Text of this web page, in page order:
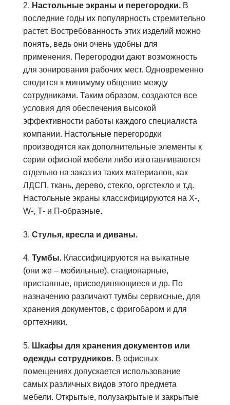
2. Настольные экраны и перегородки. В
последние годы их популярность стремительно
растет. Востребованность этих изделий можно
понять, ведь они очень удобны для
применения. Перегородки дают возможность
для зонирования рабочих мест. Одновременно
сводится к минимуму общение между
сотрудниками. Таким образом, создаются все
условия для обеспечения высокой
эффективности работы каждого специалиста
компании. Настольные перегородки
производятся как дополнительные элементы к
серии офисной мебели либо изготавливаются
отдельно на заказ из таких материалов, как
ЛДСП, ткань, дерево, стекло, оргстекло и т.д.
Настольные экраны классифицируются на X-,
W-, Т- и П-образные.
3. Стулья, кресла и диваны.
4. Тумбы. Классифицируются на выкатные
(они же – мобильные), стационарные,
приставные, присоединяющиеся и др. По
назначению различают тумбы сервисные, для
хранения документов, с фригобаром и для
оргтехники.
5. Шкафы для хранения документов или
одежды сотрудников. В офисных
помещениях допускается использование
самых различных видов этого предмета
мебели. Открытые, полузакрытые и закрытые